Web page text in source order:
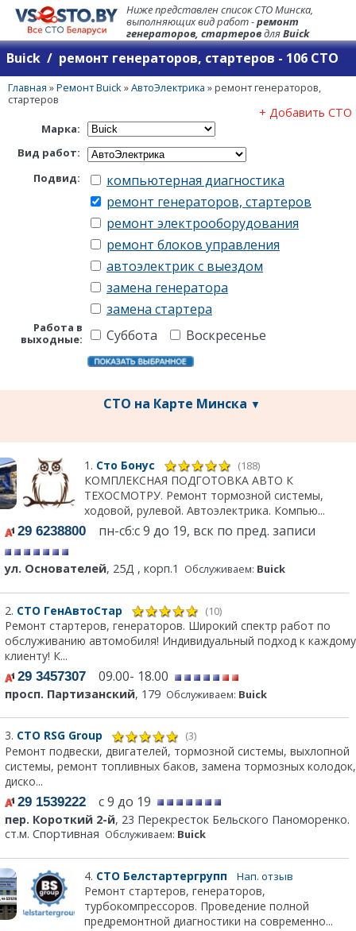
Ниже представлен список СТО Минска,
выполняющих вид работ -ремонт
генераторов, стартеровдляBuick
Buick / ремонт генераторов, стартеров - 106 СТО
Главная »Ремонт Buick»АвтоЭлектрика »ремонт генераторов,
стартеров
+ Добавить СТО
Марка:
Вид работ:
Подвид:
компьютерная диагностика
ремонт генераторов, стартеров
ремонт электрооборудования
ремонт блоков управления
автоэлектрик с выездом
замена генератора
замена стартера
Работа в
выходные:
Суббота Воскресенье
СТО на Карте Минска ▼
1. Сто Бонус (188)
КОМПЛЕКСНАЯ ПОДГОТОВКА АВТО К
ТЕХОСМОТРУ. Ремонт тормозной системы,
ходовой, рулевой. Автоэлектрика. Компью...
29 6238800 пн-сб:с 9 до 19, вск по пред. записи
ул. Основателей, 25Д , корп.1 Обслуживаем: Buick
2. СТО ГенАвтоСтар (10)
Ремонт стартеров, генераторов. Широкий спектр работ по
обслуживанию автомобиля! Индивидуальный подход к каждому
клиенту! К...
29 3457307 09.00- 18.00
просп. Партизанский, 179 Обслуживаем: Buick
3. СТО RSG Group (3)
Ремонт подвески, двигателей, тормозной системы, выхлопной
системы, ремонт топливных баков, замена тормозных колодок,
диско...
29 1539222 с 9 до 19
пер. Короткий 2-й, 23 Перекресток Бельского Паноморенко.
ст.м. Спортивная Обслуживаем: Buick
4. СТО Белстартергрупп Нап. отзыв
Ремонт стартеров, генераторов,
турбокомпрессоров. Проведение полной
предремонтной диагностики на современно...